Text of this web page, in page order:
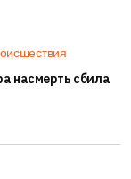
насмерть сбила